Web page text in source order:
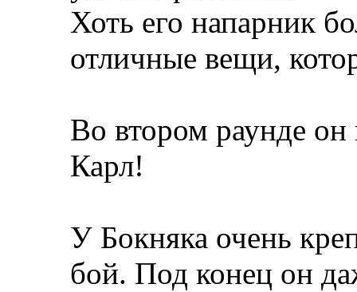
Хоть его напарник
отличные вещи,
Во втором раунде он
Карл!
У Бокняка очень
бой. Под конец он